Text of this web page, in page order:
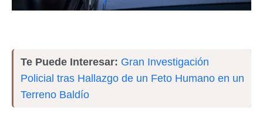
Te Puede Interesar: Gran Investigación
Policial tras Hallazgo de un Feto Humano en un
Terreno Baldío